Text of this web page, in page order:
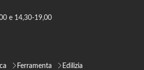
e 14,30-19,00
Ferramenta
Edilizia